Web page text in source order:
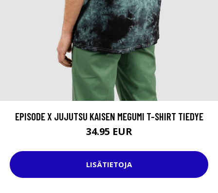
EPISODE X JUJUTSU KAISEN MEGUMI T-SHIRT TIEDYE
34.95 EUR
LISÄTIETOJA